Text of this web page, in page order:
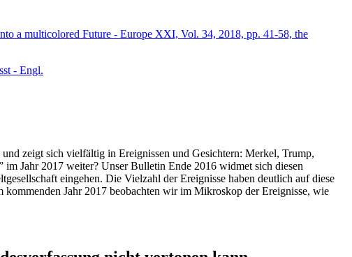
a multicolored Future - Europe XXI, Vol. 34, 2018, pp. 41-58, the
- Engl.
zeigt sich vielfältig in Ereignissen und Gesichtern: Merkel, Trump,
Jahr 2017 weiter? Unser Bulletin Ende 2016 widmet sich diesen
eingehen. Die Vielzahl der Ereignisse haben deutlich auf diese
kommenden Jahr 2017 beobachten wir im Mikroskop der Ereignisse, wie